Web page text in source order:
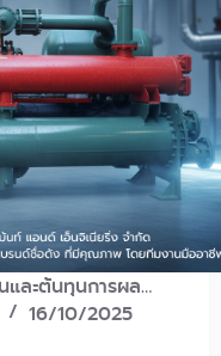
และต้นทุนการผล…
16/10/2025